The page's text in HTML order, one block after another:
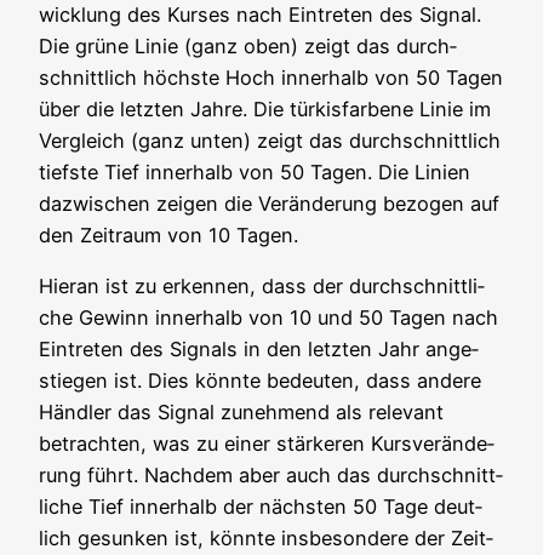
wick­lung des Kur­ses nach Ein­tre­ten des Signal.
Die grü­ne Linie (ganz oben) zeigt das durch­
schnitt­lich höchs­te Hoch inner­halb von 50 Tagen
über die letz­ten Jah­re. Die tür­kis­far­be­ne Linie im
Ver­gleich (ganz unten) zeigt das durch­schnitt­lich
tiefs­te Tief inner­halb von 50 Tagen. Die Lini­en
dazwi­schen zei­gen die Ver­än­de­rung bezo­gen auf
den Zeit­raum von 10 Tagen.
Hier­an ist zu erken­nen, dass der durch­schnitt­li­
che Gewinn inner­halb von 10 und 50 Tagen nach
Ein­tre­ten des Signals in den letz­ten Jahr ange­
stie­gen ist. Dies könn­te bedeu­ten, dass ande­re
Händ­ler das Signal zuneh­mend als rele­vant
betrach­ten, was zu einer stär­ke­ren Kurs­ver­än­de­
rung führt. Nach­dem aber auch das durch­schnitt­
li­che Tief inner­halb der nächs­ten 50 Tage deut­
lich gesun­ken ist, könn­te ins­be­son­de­re der Zeit­